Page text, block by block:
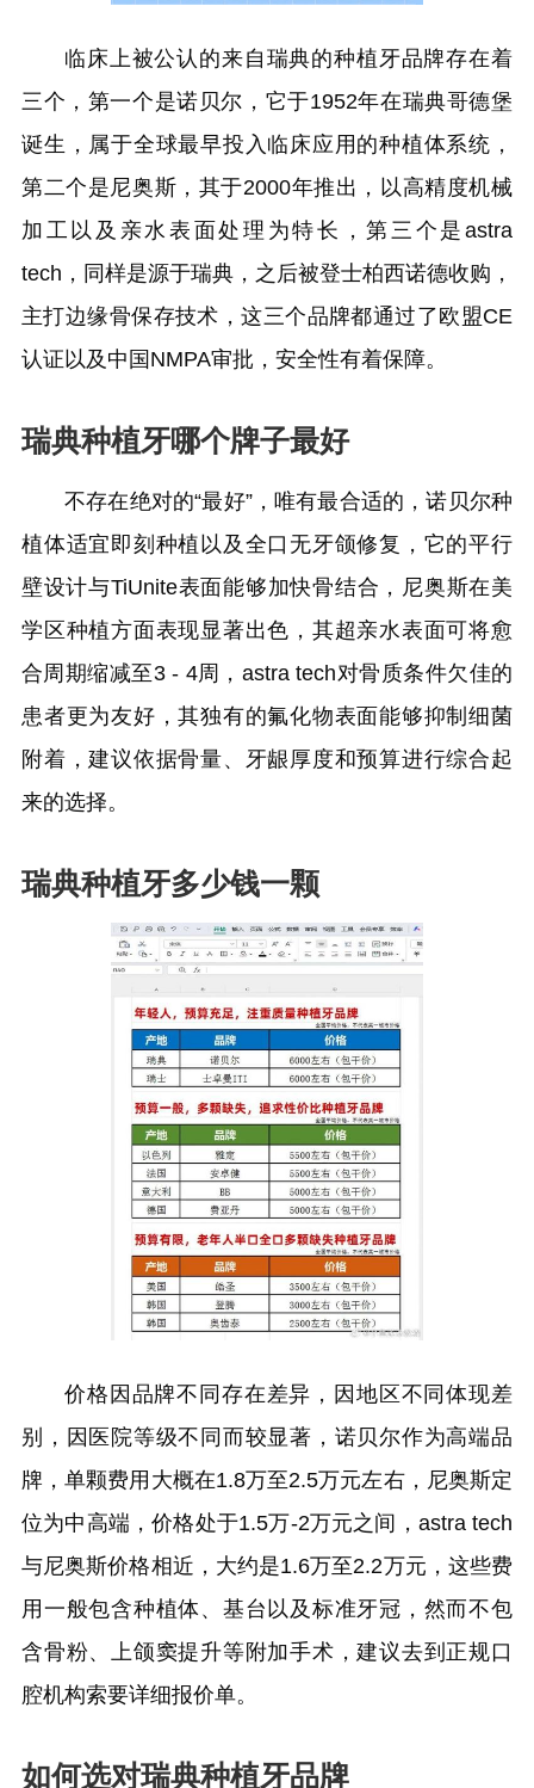
临床上被公认的来自瑞典的种植牙品牌存在着
三个，第一个是诺贝尔，它于1952年在瑞典哥德堡
诞生，属于全球最早投入临床应用的种植体系统，
第二个是尼奥斯，其于2000年推出，以高精度机械
加工以及亲水表面处理为特长，第三个是astra
tech，同样是源于瑞典，之后被登士柏西诺德收购，
主打边缘骨保存技术，这三个品牌都通过了欧盟CE
认证以及中国NMPA审批，安全性有着保障。
瑞典种植牙哪个牌子最好
不存在绝对的“最好”，唯有最合适的，诺贝尔种
植体适宜即刻种植以及全口无牙颌修复，它的平行
壁设计与TiUnite表面能够加快骨结合，尼奥斯在美
学区种植方面表现显著出色，其超亲水表面可将愈
合周期缩减至3 - 4周，astra tech对骨质条件欠佳的
患者更为友好，其独有的氟化物表面能够抑制细菌
附着，建议依据骨量、牙龈厚度和预算进行综合起
来的选择。
瑞典种植牙多少钱一颗
价格因品牌不同存在差异，因地区不同体现差
别，因医院等级不同而较显著，诺贝尔作为高端品
牌，单颗费用大概在1.8万至2.5万元左右，尼奥斯定
位为中高端，价格处于1.5万-2万元之间，astra tech
与尼奥斯价格相近，大约是1.6万至2.2万元，这些费
用一般包含种植体、基台以及标准牙冠，然而不包
含骨粉、上颌窦提升等附加手术，建议去到正规口
腔机构索要详细报价单。
如何选对瑞典种植牙品牌